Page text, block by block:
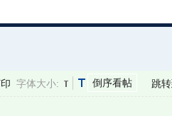
认l
跳转
倒序看帖
字体大小: